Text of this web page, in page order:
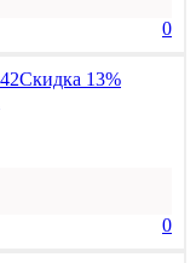
0
Скидка 13%
0